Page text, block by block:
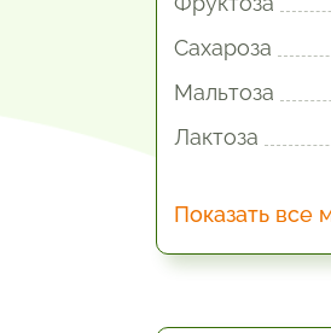
Сахароза
Мальтоза
Лактоза
Показать все